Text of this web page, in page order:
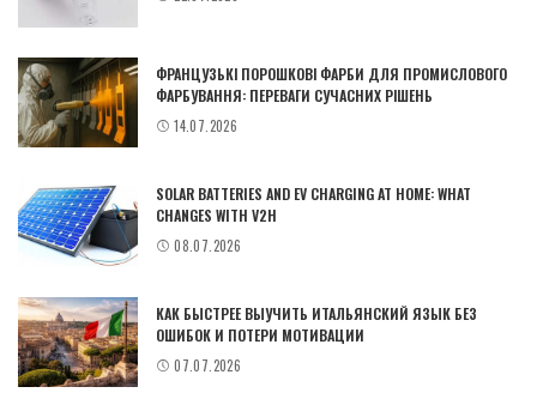
ФРАНЦУЗЬКІ ПОРОШКОВІ ФАРБИ ДЛЯ ПРОМИСЛОВОГО
ФАРБУВАННЯ: ПЕРЕВАГИ СУЧАСНИХ РІШЕНЬ
14.07.2026
SOLAR BATTERIES AND EV CHARGING AT HOME: WHAT
CHANGES WITH V2H
08.07.2026
КАК БЫСТРЕЕ ВЫУЧИТЬ ИТАЛЬЯНСКИЙ ЯЗЫК БЕЗ
ОШИБОК И ПОТЕРИ МОТИВАЦИИ
07.07.2026